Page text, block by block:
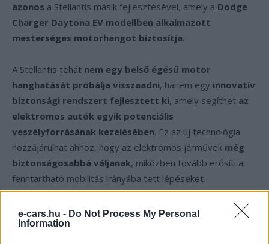
e-cars.hu - Do Not Process My Personal
Information
azonos a Stellantis másik fejlesztésével, amely a Dodge
Charger Daytona EV modellben alkalmazott
mesterséges motorhangot biztosítja.
A Stellantis tehát nem egy belső égésű motor
hanghatását próbálja visszaadni, hanem egy innovatív
biztonsági rendszert fejlesztett ki, amely segíthet az
elektromos autók egyik potenciális
veszélyforrásának kezelésében. Ez az új technológia
hozzájárulhat ahhoz, hogy az elektromos járművek még
biztonságosabbá váljanak, miközben tovább erősíti a
fenntartható mobilitás irányába tett lépéseket.
Kövesd az e-cars.hu-t a Facebookon is, további